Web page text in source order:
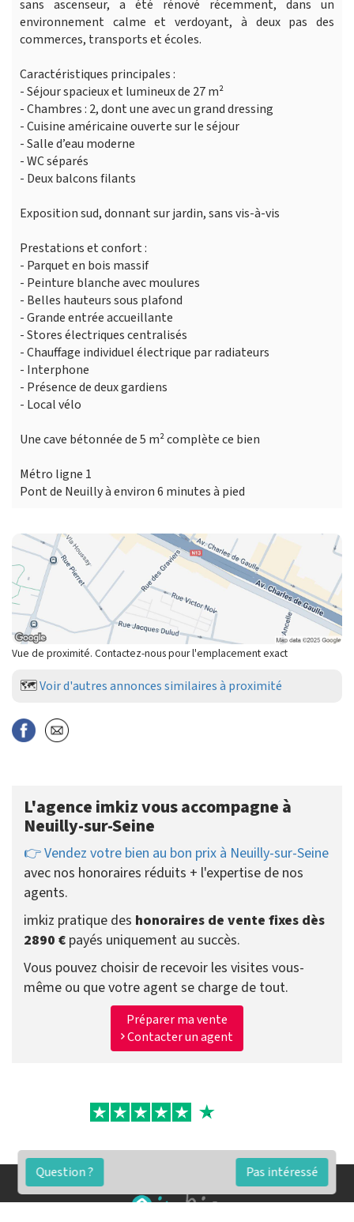
sans ascenseur, a été rénové récemment, dans un
environnement calme et verdoyant, à deux pas des
commerces, transports et écoles.
Caractéristiques principales :
- Séjour spacieux et lumineux de 27 m²
- Chambres : 2, dont une avec un grand dressing
- Cuisine américaine ouverte sur le séjour
- Salle d’eau moderne
- WC séparés
- Deux balcons filants
Exposition sud, donnant sur jardin, sans vis-à-vis
Prestations et confort :
- Parquet en bois massif
- Peinture blanche avec moulures
- Belles hauteurs sous plafond
- Grande entrée accueillante
- Stores électriques centralisés
- Chauffage individuel électrique par radiateurs
- Interphone
- Présence de deux gardiens
- Local vélo
Une cave bétonnée de 5 m² complète ce bien
Métro ligne 1
Pont de Neuilly à environ 6 minutes à pied
Vue de proximité. Contactez-nous pour l'emplacement exact
🗺️Voir d'autres annonces similaires à proximité
Question ? Pas intéressé
L'agence imkiz vous accompagne à
Neuilly-sur-Seine
👉 Vendez votre bien au bon prix à Neuilly-sur-Seine
avec nos honoraires réduits + l'expertise de nos
agents.
imkiz pratique des honoraires de vente fixes dès
2890 € payés uniquement au succès.
Vous pouvez choisir de recevoir les visites vous-
même ou que votre agent se charge de tout.
Préparer ma vente
Contacter un agent